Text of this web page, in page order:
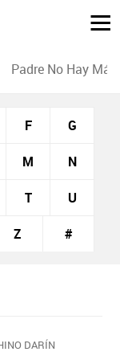
Padre No Hay
F G
M N
T U
Z #
DARÍN